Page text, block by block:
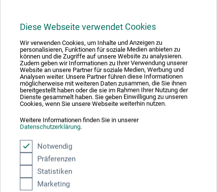
Diese Webseite verwendet Cookies
Wir verwenden Cookies, um Inhalte und Anzeigen zu
personalisieren, Funktionen für soziale Medien anbieten zu
können und die Zugriffe auf unsere Website zu analysieren.
Zudem geben wir Informationen zu Ihrer Verwendung unserer
Website an unsere Partner für soziale Medien, Werbung und
Analysen weiter. Unsere Partner führen diese Informationen
möglicherweise mit weiteren Daten zusammen, die Sie ihnen
bereitgestellt haben oder die sie im Rahmen Ihrer Nutzung der
Dienste gesammelt haben. Sie geben Einwilligung zu unseren
Cookies, wenn Sie unsere Webseite weiterhin nutzen.
Weitere Informationen finden Sie in unserer
Datenschutzerklärung.
Notwendig
Präferenzen
Statistiken
Marketing
20.90 CHF